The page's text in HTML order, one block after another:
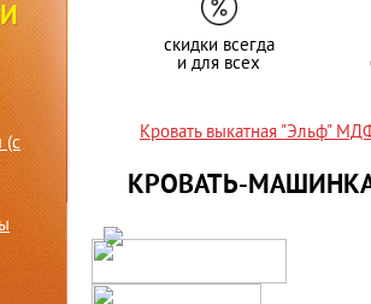
(c
скидки всегда
и для всех
Кровать выкатная "Эльф"
КРОВАТЬ-